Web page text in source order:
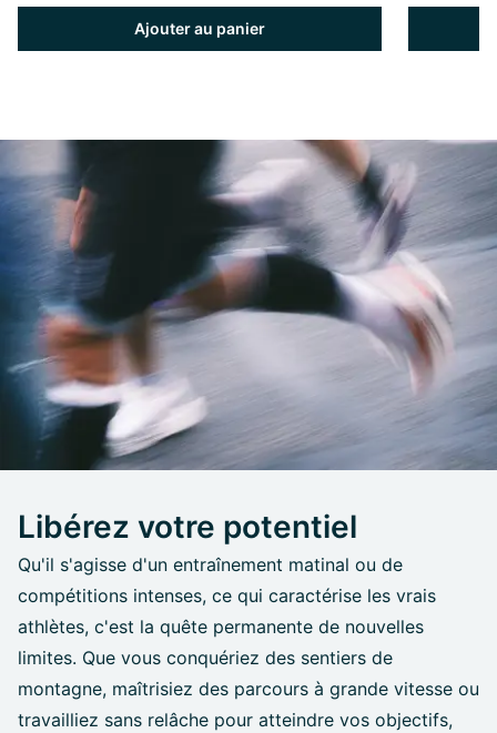
Ajouter au panier
Libérez votre potentiel
Qu'il s'agisse d'un entraînement matinal ou de
compétitions intenses, ce qui caractérise les vrais
athlètes, c'est la quête permanente de nouvelles
limites. Que vous conquériez des sentiers de
montagne, maîtrisiez des parcours à grande vitesse ou
travailliez sans relâche pour atteindre vos objectifs,